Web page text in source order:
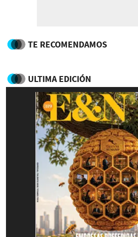
TE RECOMENDAMOS
ULTIMA EDICIÓN